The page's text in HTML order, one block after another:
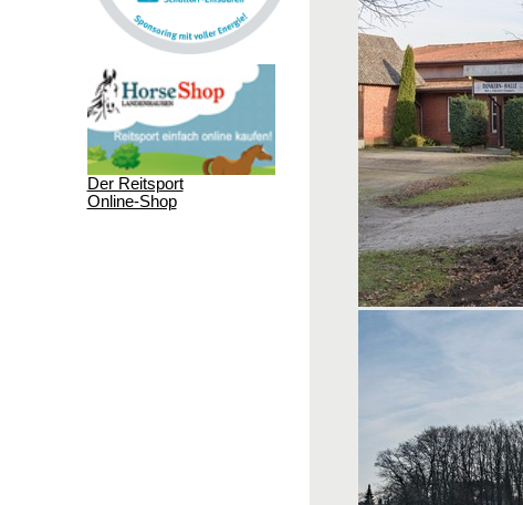
Der Reitsport
Online-Shop